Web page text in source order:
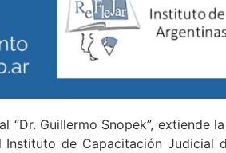
“Dr. Guillermo Snopek”, extiende
de Capacitación Judicial